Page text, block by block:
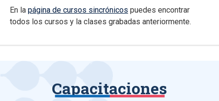
En la página de cursos sincrónicos puedes encontrar
todos los cursos y la clases grabadas anteriormente.
Capacitaciones